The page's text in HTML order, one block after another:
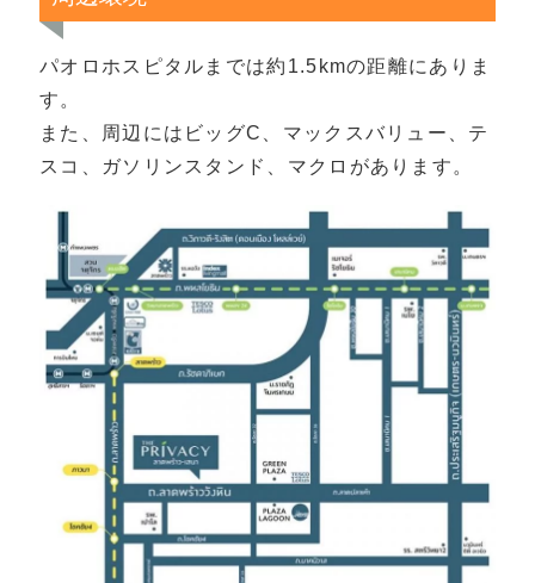
パオロホスピタルまでは約1.5kmの距離にありま
す。
また、周辺にはビッグC、マックスバリュー、テ
スコ、ガソリンスタンド、マクロがあります。